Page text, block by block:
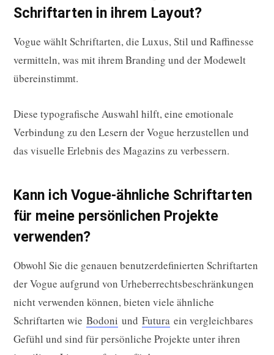
Schriftarten in ihrem Layout?
Vogue wählt Schriftarten, die Luxus, Stil und Raffinesse
vermitteln, was mit ihrem Branding und der Modewelt
übereinstimmt.
Diese typografische Auswahl hilft, eine emotionale
Verbindung zu den Lesern der Vogue herzustellen und
das visuelle Erlebnis des Magazins zu verbessern.
Kann ich Vogue-ähnliche Schriftarten
für meine persönlichen Projekte
verwenden?
Obwohl Sie die genauen benutzerdefinierten Schriftarten
der Vogue aufgrund von Urheberrechtsbeschränkungen
nicht verwenden können, bieten viele ähnliche
Schriftarten wie Bodoni und Futura ein vergleichbares
Gefühl und sind für persönliche Projekte unter ihren